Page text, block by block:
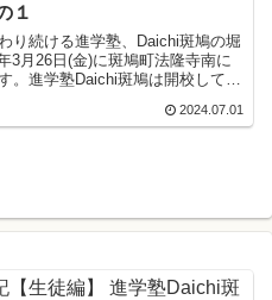
１
り続ける進学塾、Daichi斑鳩の堀
3月26日(金)に斑鳩町法隆寺南に
。進学塾Daichi斑鳩は開校して今
2024.07.01
【生徒編】 進学塾Daichi斑